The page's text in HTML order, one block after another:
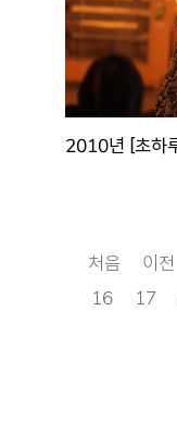
2010년 [초하
처음 이전
16
17